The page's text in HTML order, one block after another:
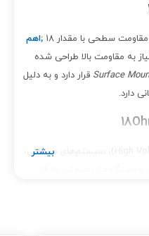
سطحی با مقدار 18 ;اهم
به مقاومت بالا طراحی شده
Surface قرار دارد و به دلیل
این مقاومت در مدارات ولتاژ بالا (High Voltage)، سیستم‌های حفاظتی،